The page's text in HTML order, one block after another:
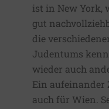
ist in New York,
gut
die
Judentums
wieder auch
Ein aufeinander
auch für Wien.